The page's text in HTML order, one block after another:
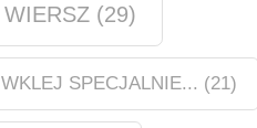
WIERSZ (29)
WKLEJ SPECJALNIE... (21)